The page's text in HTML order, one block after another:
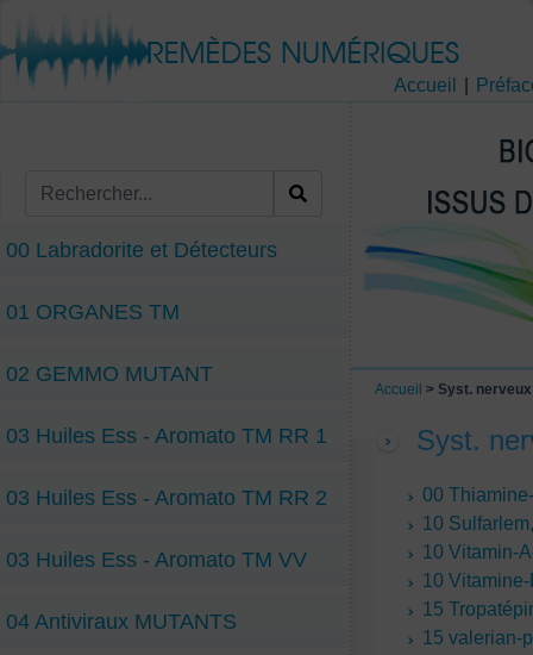
Accueil
Accueil > Syst.
Syst.
00
10
10 Vitamin-
10
15
15 valerian-
00 Labradorite et Détecteurs
01 ORGANES TM
02 GEMMO MUTANT
03 Huiles Ess - Aromato TM RR 1
03 Huiles Ess - Aromato TM RR 2
03 Huiles Ess - Aromato TM VV
04 Antiviraux MUTANTS